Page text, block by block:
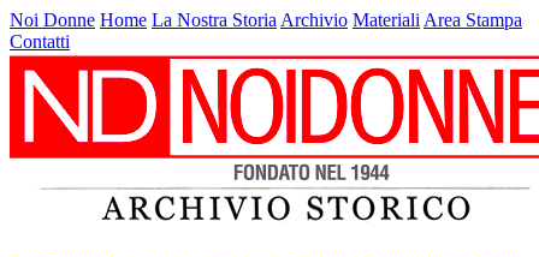
Noi Donne Home La Nostra Storia Archivio Materiali Area Stampa
Contatti